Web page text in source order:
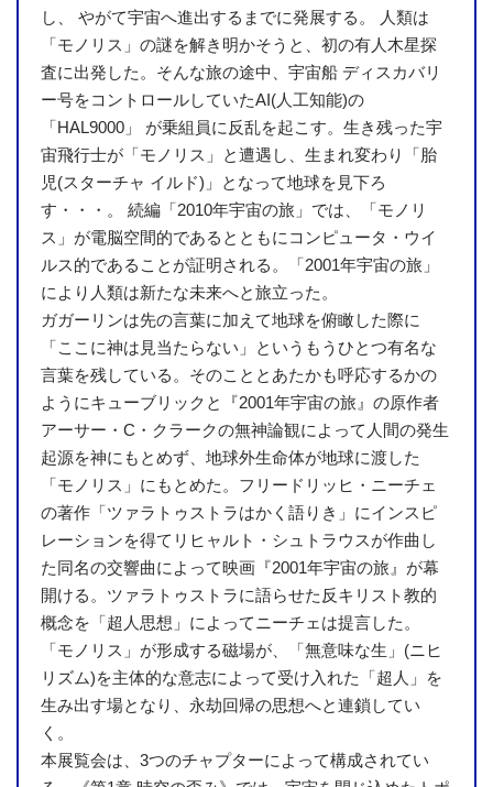
し、 やがて宇宙へ進出するまでに発展する。 人類は
「モノリス」の謎を解き明かそうと、初の有人木星探
査に出発した。そんな旅の途中、宇宙船 ディスカバリ
ー号をコントロールしていたAI(人工知能)の
「HAL9000」 が乗組員に反乱を起こす。生き残った宇
宙飛行士が「モノリス」と遭遇し、生まれ変わり「胎
児(スターチャ イルド)」となって地球を見下ろ
す・・・。 続編「2010年宇宙の旅」では、「モノリ
ス」が電脳空間的であるとともにコンピュータ・ウイ
ルス的であることが証明される。「2001年宇宙の旅」
により人類は新たな未来へと旅立った。
ガガーリンは先の言葉に加えて地球を俯瞰した際に
「ここに神は見当たらない」というもうひとつ有名な
言葉を残している。そのこととあたかも呼応するかの
ようにキューブリックと『2001年宇宙の旅』の原作者
アーサー・C・クラークの無神論観によって人間の発生
起源を神にもとめず、地球外生命体が地球に渡した
「モノリス」にもとめた。フリードリッヒ・ニーチェ
の著作「ツァラトゥストラはかく語りき」にインスピ
レーションを得てリヒャルト・シュトラウスが作曲し
た同名の交響曲によって映画『2001年宇宙の旅』が幕
開ける。ツァラトゥストラに語らせた反キリスト教的
概念を「超人思想」によってニーチェは提言した。
「モノリス」が形成する磁場が、「無意味な生」(ニヒ
リズム)を主体的な意志によって受け入れた「超人」を
生み出す場となり、永劫回帰の思想へと連鎖してい
く。
本展覧会は、3つのチャプターによって構成されてい